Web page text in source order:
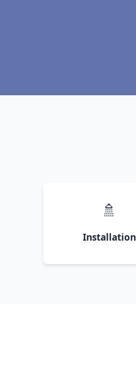
🚿
Installation